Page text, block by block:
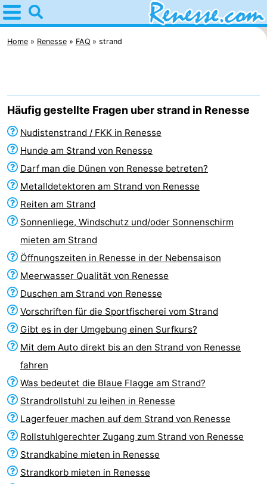
Home
Renesse
Für
Appartements
-
Port
Greve
-
Zeeuwse
Kust
Campingplätze
Ferienhäuser
-
Buitenheem
-
De
Oase
-
Duinoord
Ginsterveld
-
Julianahoeve
-
Livingstone
-
Port
-
Home Renesse FAQ strand
Häufig gestellte Fragen uber strand in Renesse
Nudistenstrand / FKK in Renesse
Hunde am Strand von Renesse
Darf man die Dünen von Renesse betreten?
Metalldetektoren am Strand von Renesse
Reiten am Strand
Sonnenliege, Windschutz und/oder Sonnenschirm
mieten am Strand
Öffnungszeiten in Renesse in der Nebensaison
Meerwasser Qualität von Renesse
Duschen am Strand von Renesse
Vorschriften für die Sportfischerei vom Strand
Gibt es in der Umgebung einen Surfkurs?
Mit dem Auto direkt bis an den Strand von Renesse
fahren
Was bedeutet die Blaue Flagge am Strand?
Strandrollstuhl zu leihen in Renesse
Lagerfeuer machen auf dem Strand von Renesse
Rollstuhlgerechter Zugang zum Strand von Renesse
Strandkabine mieten in Renesse
Strandkorb mieten in Renesse